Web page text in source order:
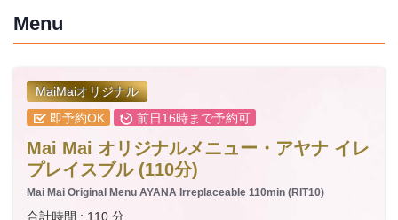
Menu
MaiMaiオリジナル
即予約OK
前日16時まで予約可
Mai Mai オリジナルメニュー・アヤナ イレ
プレイスブル (110分)
Mai Mai Original Menu AYANA Irreplaceable 110min (RIT10)
合計時間 : 110 分